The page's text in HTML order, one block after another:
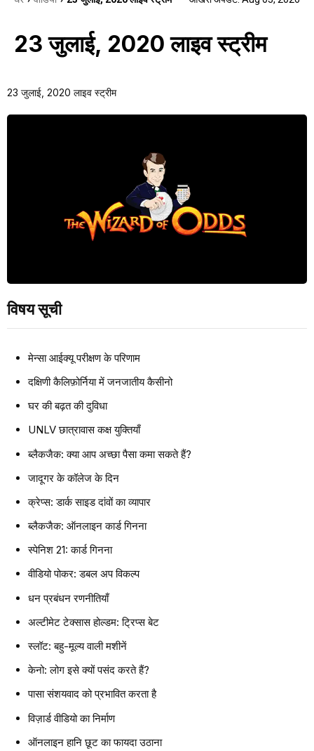
23 जुलाई, 2020 लाइव स्ट्रीम
23 जुलाई, 2020 लाइव स्ट्रीम
विषय सूची
मेन्सा आईक्यू परीक्षण के परिणाम
दक्षिणी कैलिफ़ोर्निया में जनजातीय कैसीनो
घर की बढ़त की दुविधा
UNLV छात्रावास कक्ष युक्तियाँ
ब्लैकजैक: क्या आप अच्छा पैसा कमा सकते हैं?
जादूगर के कॉलेज के दिन
क्रेप्स: डार्क साइड दांवों का व्यापार
ब्लैकजैक: ऑनलाइन कार्ड गिनना
स्पेनिश 21: कार्ड गिनना
वीडियो पोकर: डबल अप विकल्प
धन प्रबंधन रणनीतियाँ
अल्टीमेट टेक्सास होल्डम: ट्रिप्स बेट
स्लॉट: बहु-मूल्य वाली मशीनें
केनो: लोग इसे क्यों पसंद करते हैं?
पासा संशयवाद को प्रभावित करता है
विज़ार्ड वीडियो का निर्माण
ऑनलाइन हानि छूट का फायदा उठाना